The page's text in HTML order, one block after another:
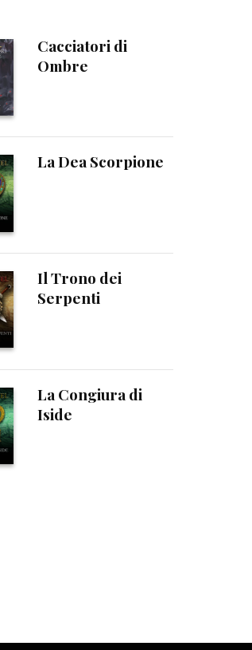
Cacciatori di
Ombre
La Dea Scorpione
Il Trono dei
Serpenti
La Congiura di
Iside